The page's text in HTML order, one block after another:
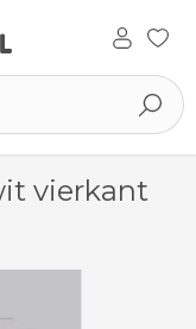
vierkant